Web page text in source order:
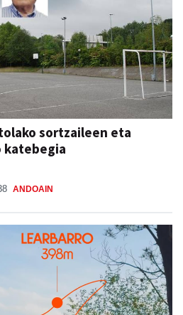
sortzaileen eta
katebegia
ANDOAIN